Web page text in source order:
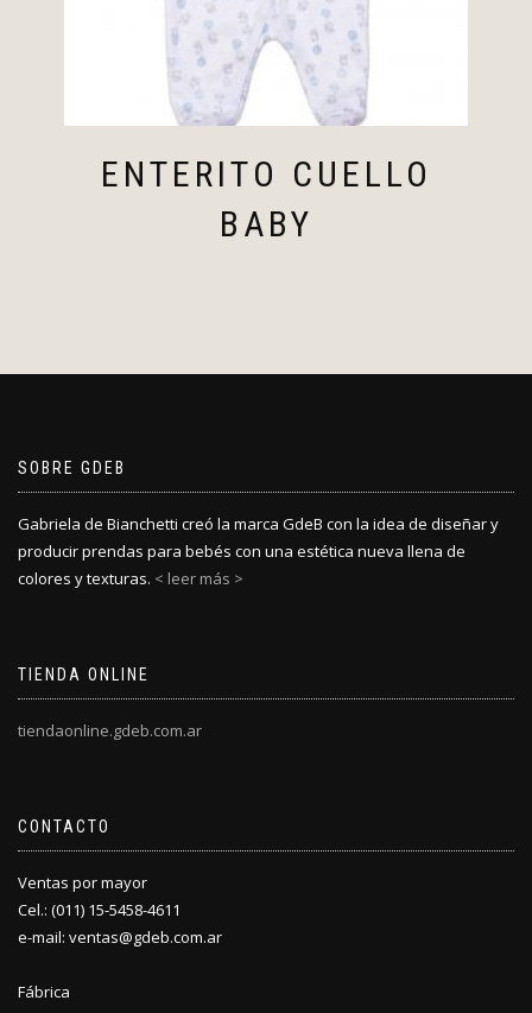
ENTERITO CUELLO
BABY
SOBRE GDEB
Gabriela de Bianchetti creó la marca GdeB con la idea de diseñar y
producir prendas para bebés con una estética nueva llena de
colores y texturas. < leer más >
TIENDA ONLINE
tiendaonline.gdeb.com.ar
CONTACTO
Ventas por mayor
Cel.: (011) 15-5458-4611
e-mail: ventas@gdeb.com.ar
Fábrica